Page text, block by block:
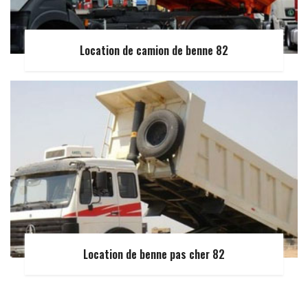
Location de camion de benne 82
Location de benne pas cher 82